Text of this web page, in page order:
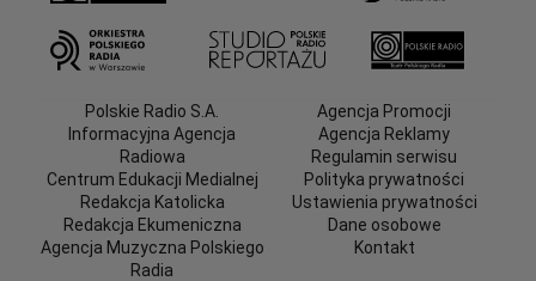
Polskie Radio S.A.
Informacyjna Agencja
Radiowa
Centrum Edukacji Medialnej
Redakcja Katolicka
Redakcja Ekumeniczna
Agencja Muzyczna Polskiego
Radia
Agencja Promocji
Agencja Reklamy
Regulamin serwisu
Polityka prywatności
Ustawienia prywatności
Dane osobowe
Kontakt